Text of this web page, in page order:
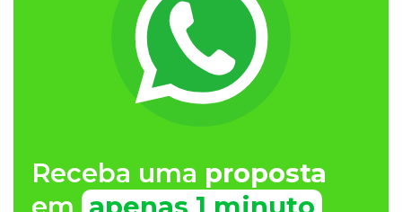
Receba uma proposta